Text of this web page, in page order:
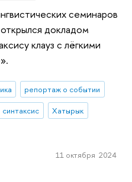
семинаров
докладом
клауз с лёгкими
репортаж о событии
синтаксис
Хатырык
11 октября 2024